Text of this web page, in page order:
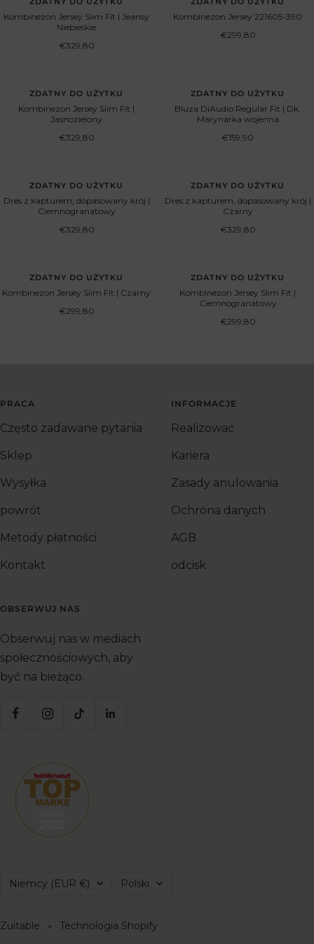
Kombinezon Jersey Slim Fit | Jeansy
Niebieskie
Cena
€329,80
Kombinezon Jersey 221605-390
Cena
€299,80
ZDATNY DO UŻYTKU
Kombinezon Jersey Slim Fit |
Jasnozielony
Cena
€329,80
ZDATNY DO UŻYTKU
Bluza DiAudio Regular Fit | Dk.
Marynarka wojenna
Cena
€159,90
ZDATNY DO UŻYTKU
Dres z kapturem, dopasowany krój |
Ciemnogranatowy
Cena
€329,80
ZDATNY DO UŻYTKU
Dres z kapturem, dopasowany krój |
Czarny
Cena
€329,80
ZDATNY DO UŻYTKU
Kombinezon Jersey Slim Fit | Czarny
Cena
€299,80
ZDATNY DO UŻYTKU
Kombinezon Jersey Slim Fit |
Ciemnogranatowy
Cena
€299,80
PRACA
Często zadawane pytania
Sklep
Wysyłka
powrót
Metody płatności
Kontakt
INFORMACJE
Realizować
Kariera
Zasady anulowania
Ochrona danych
AGB
odcisk
OBSERWUJ NAS
Obserwuj nas w mediach
społecznościowych, aby
być na bieżąco.
Region/Kraj
Niemcy (EUR €) Język
Polski
Zuitable Technologia Shopify